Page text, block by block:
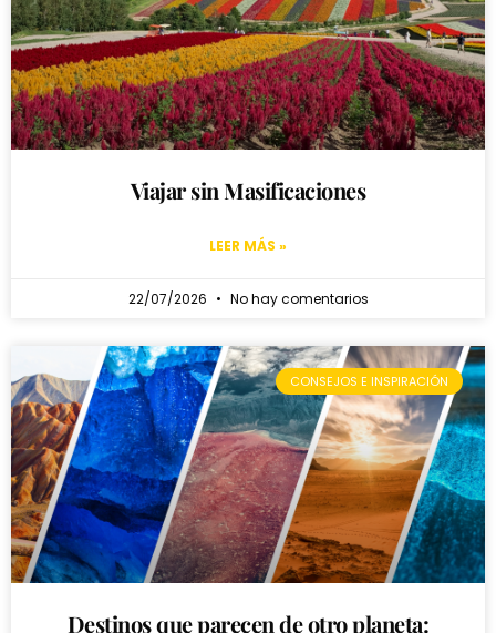
Viajar sin Masificaciones
LEER MÁS »
22/07/2026 No hay comentarios
CONSEJOS E INSPIRACIÓN
Destinos que parecen de otro planeta: